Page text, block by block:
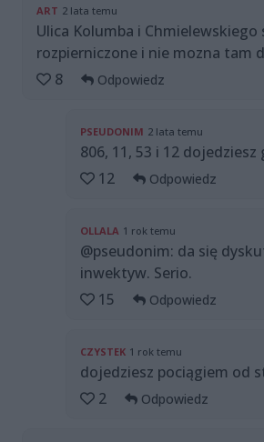
ART 2 lata temu
Ulica Kolumba i Chmielewskiego
rozpierniczone i nie mozna tam
8
Odpowiedz
PSEUDONIM 2 lata temu
806, 11, 53 i 12 dojedziesz
12
Odpowiedz
OLLALA 1 rok temu
@pseudonim: da się
inwektyw. Serio.
15
Odpowiedz
CZYSTEK 1 rok temu
dojedziesz pociągiem od
2
Odpowiedz